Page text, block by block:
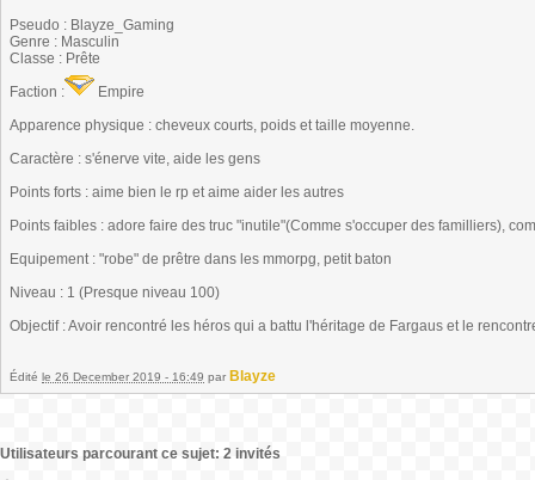
Pseudo : Blayze_Gaming
Genre : Masculin
Classe : Prête
Faction :
Empire
Apparence physique : cheveux courts, poids et taille moyenne.
Caractère : s'énerve vite, aide les gens
Points forts : aime bien le rp et aime aider les autres
Points faibles : adore faire des truc "inutile"(Comme s'occuper des familliers),
Equipement : "robe" de prêtre dans les mmorpg, petit baton
Niveau : 1 (Presque niveau 100)
Objectif : Avoir rencontré les héros qui a battu l'héritage de Fargaus et le
Édité le 26 December 2019 - 16:49 par Blayze
Utilisateurs parcourant ce sujet: 2 invités